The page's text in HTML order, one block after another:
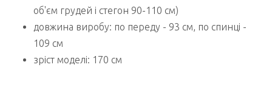
об'єм грудей і стегон 90-110 см)
довжина виробу: по переду - 93 см, по спинці -
109 см
зріст моделі: 170 см